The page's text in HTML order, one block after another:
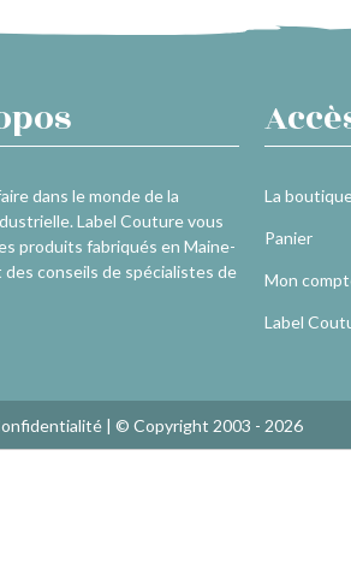
dans le monde de la
Label Couture vous
produits fabriqués en Maine-
conseils de spécialistes de
La
Panier
Mon
Label
| © Copyright 2003 - 2026